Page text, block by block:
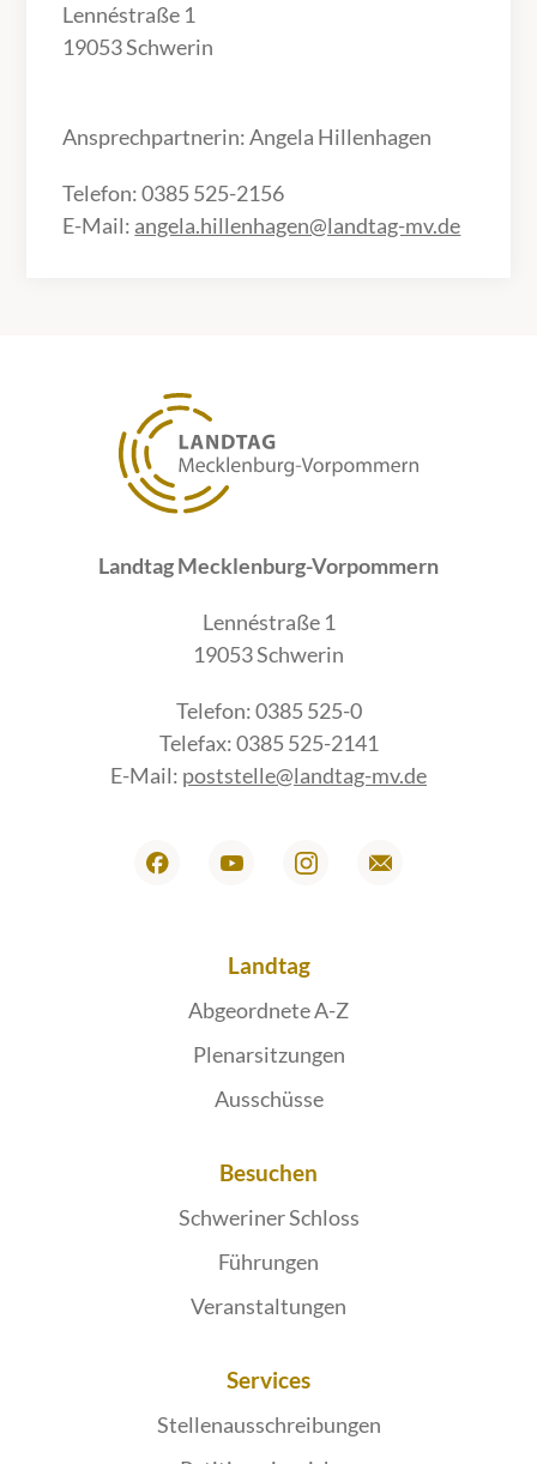
Lennéstraße 1
19053 Schwerin
Ansprechpartnerin: Angela Hillenhagen
Telefon: 0385 525-2156
E-Mail: angela.hillenhagen@landtag-mv.de
Landtag Mecklenburg-Vorpommern
Lennéstraße 1
19053 Schwerin
Telefon: 0385 525-0
Telefax: 0385 525-2141
E-Mail: poststelle@landtag-mv.de
Landtag
Abgeordnete A-Z
Plenarsitzungen
Ausschüsse
Besuchen
Schweriner Schloss
Führungen
Veranstaltungen
Services
Stellenausschreibungen